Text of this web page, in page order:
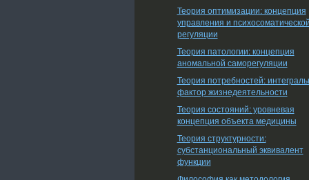
Теория оптимизации: концепция
управления и психосоматической
регуляции
Теория патологии: концепция
аномальной саморегуляции
Теория потребностей:
фактор жизнедеятельности
Теория состояний: уровневая
концепция объекта медицины
Теория структурности:
субстанциональный эквивалент
функции